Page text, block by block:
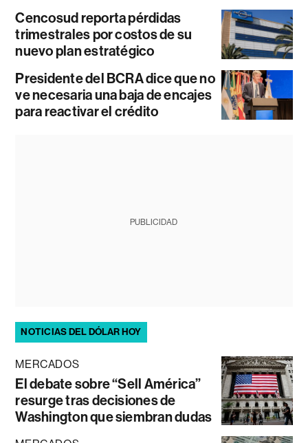
Cencosud reporta pérdidas
trimestrales por costos de su
nuevo plan estratégico
Presidente del BCRA dice que no
ve necesaria una baja de encajes
para reactivar el crédito
PUBLICIDAD
NOTICIAS DEL DÓLAR HOY
MERCADOS
El debate sobre “Sell América”
resurge tras decisiones de
Washington que siembran dudas